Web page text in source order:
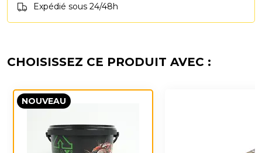
Expédié sous 24/48h
CHOISISSEZ CE PRODUIT AVEC :
NOUVEAU